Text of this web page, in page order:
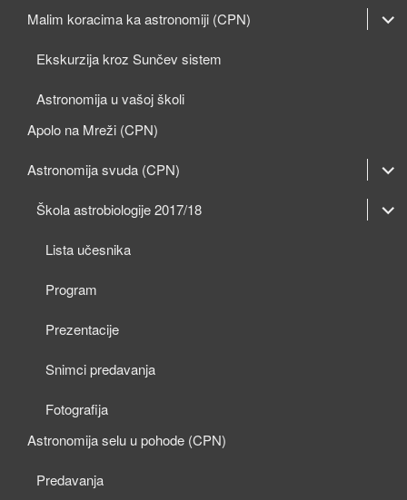
Malim koracima ka astronomiji (CPN)
Ekskurzija kroz Sunčev sistem
Astronomija u vašoj školi
Apolo na Mreži (CPN)
Astronomija svuda (CPN)
menu
Škola astrobiologije 2017/18
Lista učesnika
Program
Prezentacije
Snimci predavanja
Fotografija
Astronomija selu u pohode (CPN)
Predavanja